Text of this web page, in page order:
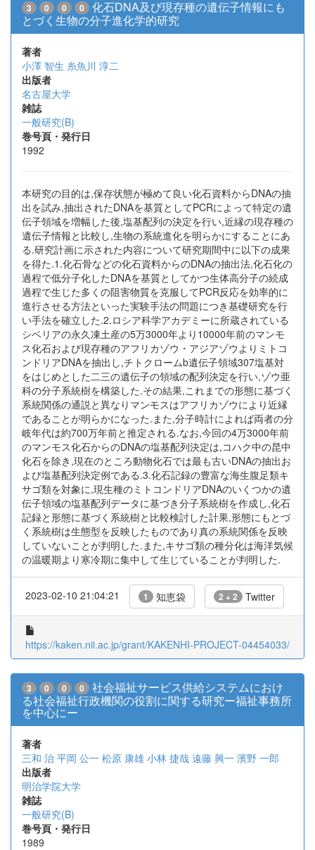
3 0 0 0
化石DNA及び現存種の遺伝子情報にも
とづく生物の分子進化学的研究
著者
小澤 智生 糸魚川 淳二
出版者
名古屋大学
雑誌
一般研究(B)
巻号頁・発行日
1992
本研究の目的は,保存状態が極めて良い化石資料からDNAの抽
出を試み,抽出されたDNAを基質としてPCRによって特定の遺
伝子領域を増幅した後,塩基配列の決定を行い,近縁の現存種の
遺伝子情報と比較し,生物の系統進化を明らかにすることにあ
る.研究計画に示された内容について研究期間中に以下の成果
を得た.1.化石骨などの化石資料からのDNAの抽出法,化石化の
過程で低分子化したDNAを基質としてかつ生体高分子の続成
過程で生じた多くの阻害物質を克服してPCR反応を効率的に
進行させる方法といった実験手法の問題につき基礎研究を行
い手法を確立した.2.ロシア科学アカデミーに所蔵されている
シベリアの永久凍土産の5万3000年より10000年前のマンモ
ス化石および現存種のアフリカゾウ・アジアゾウよりミトコ
ンドリアDNAを抽出し,チトクロームb遺伝子領域307塩基対
をはじめとした二三の遺伝子の領域の配列決定を行い,ゾウ亜
科の分子系統樹を構築した.その結果,これまでの形態に基づく
系統関係の通説と異なりマンモスはアフリカゾウにより近縁
であることが明らかになった.また,分子時計によれば両者の分
岐年代は約700万年前と推定される.なお,今回の4万3000年前
のマンモス化石からのDNAの塩基配列決定は,コハク中の昆中
化石を除き,現在のところ動物化石では最も古いDNAの抽出お
よび塩基配列決定例である.3.化石記録の豊富な海生腹足類キ
サゴ類を対象に,現生種のミトコンドリアDNAのいくつかの遺
伝子領域の塩基配列データに基づき分子系統樹を作成し,化石
記録と形態に基づく系統樹と比較検討した計果,形態にもとづ
く系統樹は生態型を反映したものであり真の系統関係を反映
していないことが判明した.また,キサゴ類の種分化は海洋気候
の温暖期より寒冷期に集中して生じていることが判明した.
2023-02-10 21:04:21 1 知恵袋 2 + 2 Twitter
https://kaken.nii.ac.jp/grant/KAKENHI-PROJECT-04454033/
3 0 0 0
社会福祉サービス供給システムにおけ
る社会福祉行政機関の役割に関する研究ー福祉事務所
を中心にー
著者
三和 治 平岡 公一 松原 康雄 小林 捷哉 遠藤 興一 濱野 一郎
出版者
明治学院大学
雑誌
一般研究(B)
巻号頁・発行日
1989